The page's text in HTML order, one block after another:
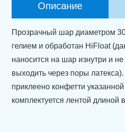
Описание
Прозрачный шар диаметром
гелием и обработан HiFloat
наносится на шар изнутри и
выходить через поры
приклеено конфетти
комплектуется лентой длиной